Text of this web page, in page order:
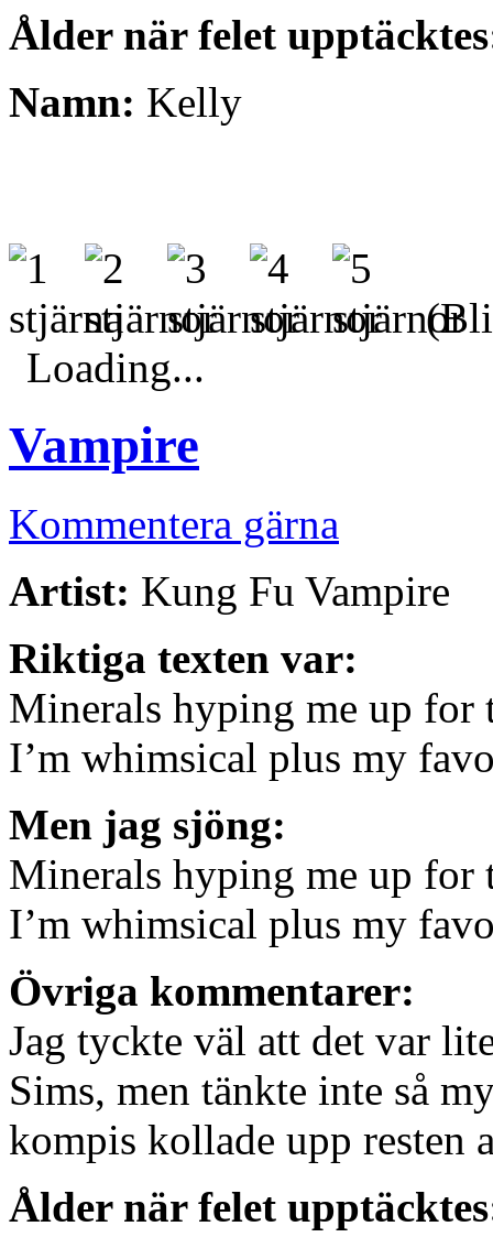
Ålder när felet
Namn: Kelly
(Bli
Loading...
Vampire
Kommentera gärna
Artist: Kung Fu Vampire
Riktiga texten var:
Minerals hyping me up for
I’m whimsical plus my
Men jag sjöng:
Minerals hyping me up for
I’m whimsical plus my
Övriga kommentarer:
Jag tyckte väl att det var
Sims, men tänkte inte så
kompis kollade upp resten
Ålder när felet